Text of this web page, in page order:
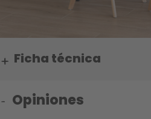
Ficha técnica
Opiniones